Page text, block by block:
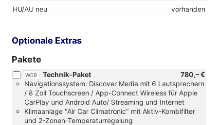
HU/AU neu
vorhanden
Optionale Extras
Pakete
W09 780,– €
Technik-Paket
Navigationssystem: Discover Media mit 6 Lautsprechern
/ 8 Zoll Touchscreen / App-Connect Wireless für Apple
CarPlay und Android Auto/ Streaming und Internet
Klimaanlage "Air Car Climatronic" mit Aktiv-Kombifilter
und 2-Zonen-Temperaturregelung